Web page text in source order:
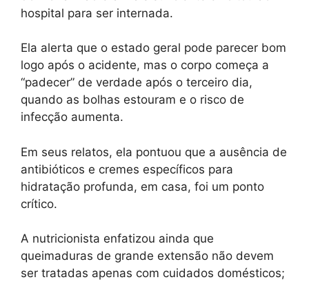
hospital para ser internada.
Ela alerta que o estado geral pode parecer bom
logo após o acidente, mas o corpo começa a
“padecer” de verdade após o terceiro dia,
quando as bolhas estouram e o risco de
infecção aumenta.
Em seus relatos, ela pontuou que a ausência de
antibióticos e cremes específicos para
hidratação profunda, em casa, foi um ponto
crítico.
A nutricionista enfatizou ainda que
queimaduras de grande extensão não devem
ser tratadas apenas com cuidados domésticos;